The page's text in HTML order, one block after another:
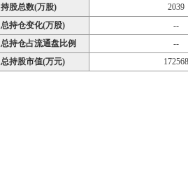
持股总数(万股)
2039
总持仓变化(万股)
--
总持仓占流通盘比例
--
总持股市值(万元)
172568